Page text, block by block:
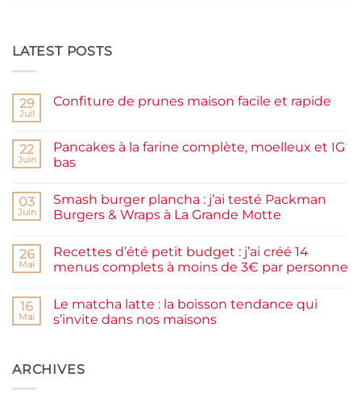
LATEST POSTS
29
Juil
Confiture de prunes maison facile et rapide
Confiture
de
prunes
et
rapide
22
Juin
Pancakes à la farine complète, moelleux et IG
bas
sur
Pancakes
à
complète,
et
03
Juin
Smash burger plancha : j’ai testé Packman
Burgers & Wraps à La Grande Motte
sur
burger
testé
Packman
Burgers &
Grande
Motte
26
Mai
Recettes d’été petit budget : j’ai créé 14
menus complets à moins de 3€ par personne
sur
Recettes
d’été
j’ai
créé
16
Mai
Le matcha latte : la boisson tendance qui
s’invite dans nos maisons
Le
matcha
ARCHIVES